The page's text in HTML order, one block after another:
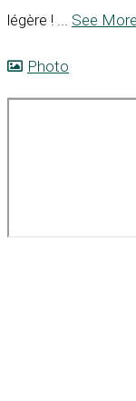
légère ! ... See More
Photo